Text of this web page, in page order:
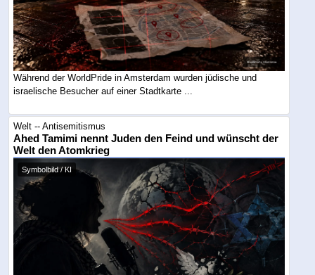
Während der WorldPride in Amsterdam wurden jüdische und
israelische Besucher auf einer Stadtkarte ...
Welt -- Antisemitismus
Ahed Tamimi nennt Juden den Feind und wünscht der
Welt den Atomkrieg
Symbolbild / KI